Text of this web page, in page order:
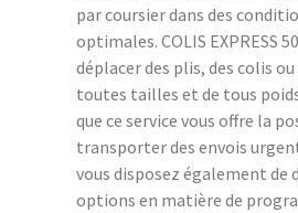
par coursier dans des
optimales. COLIS EXPRESS
déplacer des plis, des colis
toutes tailles et de tous
que ce service vous offre la
transporter des envois
vous disposez également de
options en matière de